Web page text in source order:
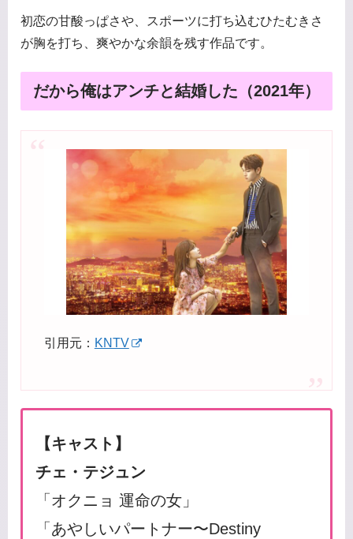
初恋の甘酸っぱさや、スポーツに打ち込むひたむきさ
が胸を打ち、爽やかな余韻を残す作品です。
だから俺はアンチと結婚した（2021年）
引用元： KNTV
【キャスト】
チェ・テジュン
「オクニョ 運命の女」
「あやしいパートナー〜Destiny